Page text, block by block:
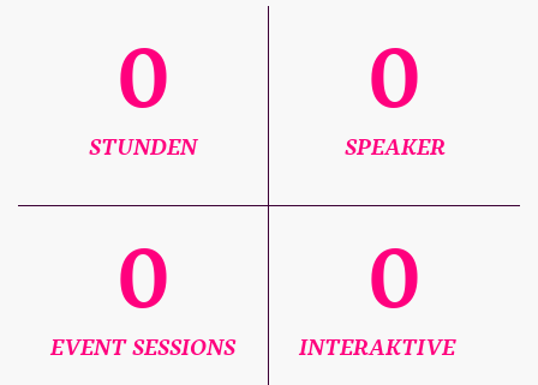
STUNDEN
0
SPEAKER
0
EVENT SESSIONS
0
INTERAKTIVE
0